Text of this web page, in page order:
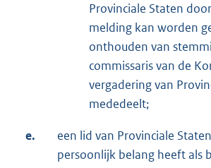
Provinciale Staten
melding kan worden
onthouden van
commissaris van de
vergadering van
mededeelt;
e.
een lid van Provinciale
persoonlijk belang heeft als